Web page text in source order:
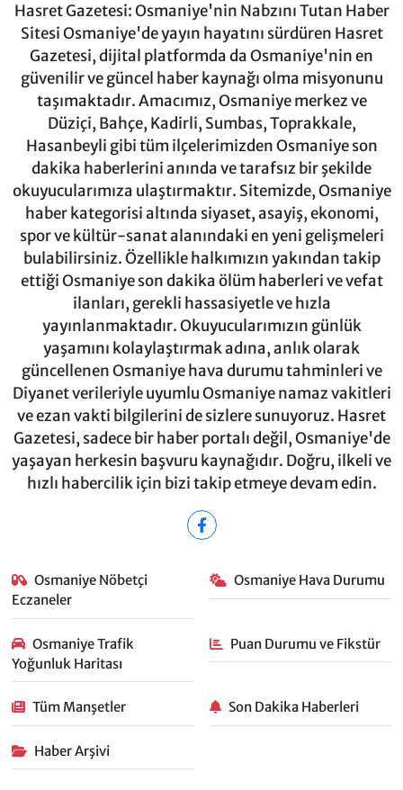
Hasret Gazetesi: Osmaniye'nin Nabzını Tutan Haber
Sitesi Osmaniye'de yayın hayatını sürdüren Hasret
Gazetesi, dijital platformda da Osmaniye'nin en
güvenilir ve güncel haber kaynağı olma misyonunu
taşımaktadır. Amacımız, Osmaniye merkez ve
Düziçi, Bahçe, Kadirli, Sumbas, Toprakkale,
Hasanbeyli gibi tüm ilçelerimizden Osmaniye son
dakika haberlerini anında ve tarafsız bir şekilde
okuyucularımıza ulaştırmaktır. Sitemizde, Osmaniye
haber kategorisi altında siyaset, asayiş, ekonomi,
spor ve kültür-sanat alanındaki en yeni gelişmeleri
bulabilirsiniz. Özellikle halkımızın yakından takip
ettiği Osmaniye son dakika ölüm haberleri ve vefat
ilanları, gerekli hassasiyetle ve hızla
yayınlanmaktadır. Okuyucularımızın günlük
yaşamını kolaylaştırmak adına, anlık olarak
güncellenen Osmaniye hava durumu tahminleri ve
Diyanet verileriyle uyumlu Osmaniye namaz vakitleri
ve ezan vakti bilgilerini de sizlere sunuyoruz. Hasret
Gazetesi, sadece bir haber portalı değil, Osmaniye'de
yaşayan herkesin başvuru kaynağıdır. Doğru, ilkeli ve
hızlı habercilik için bizi takip etmeye devam edin.
Osmaniye Nöbetçi
Eczaneler
Osmaniye Hava Durumu
Osmaniye Trafik
Yoğunluk Haritası
Puan Durumu ve Fikstür
Tüm Manşetler Son Dakika Haberleri
Haber Arşivi